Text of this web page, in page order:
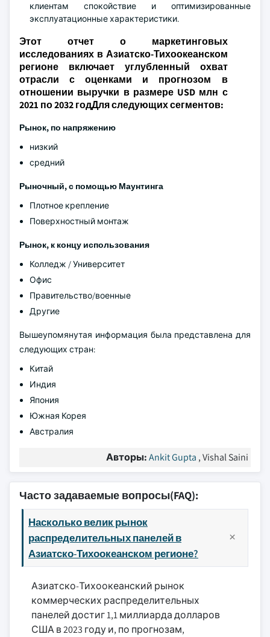
клиентам спокойствие и оптимизированные
эксплуатационные характеристики.
Этот отчет о маркетинговых
исследованиях в Азиатско-Тихоокеанском
регионе включает углубленный охват
отрасли с оценками и прогнозом в
отношении выручки в размере USD млн с
2021 по 2032 годДля следующих сегментов:
Рынок, по напряжению
низкий
средний
Рыночный, с помощью Маунтинга
Плотное крепление
Поверхностный монтаж
Рынок, к концу использования
Колледж / Университет
Офис
Правительство/военные
Другие
Вышеупомянутая информация была представлена для
следующих стран:
Китай
Индия
Япония
Южная Корея
Австралия
Авторы:Ankit Gupta , Vishal Saini
Часто задаваемые вопросы(FAQ):
Насколько велик рынок
распределительных панелей в
Азиатско-Тихоокеанском регионе?
Азиатско-Тихоокеанский рынок
коммерческих распределительных
панелей достиг 1,1 миллиарда долларов
США в 2023 году и, по прогнозам,